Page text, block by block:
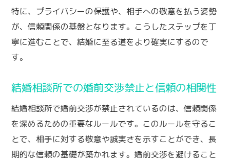
特に、プライバシーの保護や、相手への敬意を払う姿勢
が、信頼関係の基盤となります。こうしたステップを丁
寧に進むことで、結婚に至る道をより確実にするので
す。
結婚相談所での婚前交渉禁止と信頼の相関性
結婚相談所で婚前交渉が禁止されているのは、信頼関係
を深めるための重要なルールです。このルールを守るこ
とで、相手に対する敬意や誠実さを示すことができ、長
期的な信頼の基礎が築かれます。婚前交渉を避けること